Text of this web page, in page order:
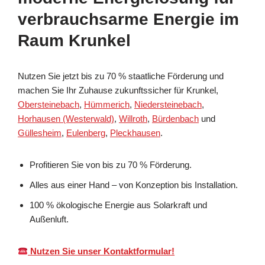
verbrauchsarme Energie im
Raum Krunkel
Nutzen Sie jetzt bis zu 70 % staatliche Förderung und
machen Sie Ihr Zuhause zukunftssicher für Krunkel,
Obersteinebach, Hümmerich, Niedersteinebach,
Horhausen (Westerwald), Willroth, Bürdenbach und
Güllesheim, Eulenberg, Pleckhausen.
Profitieren Sie von bis zu 70 % Förderung.
Alles aus einer Hand – von Konzeption bis Installation.
100 % ökologische Energie aus Solarkraft und
Außenluft.
Nutzen Sie unser Kontaktformular!